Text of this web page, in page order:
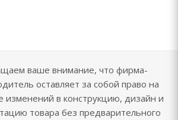
ваше внимание, что фирма-
оставляет за собой право на
изменений в конструкцию, дизайн и
товара без предварительного